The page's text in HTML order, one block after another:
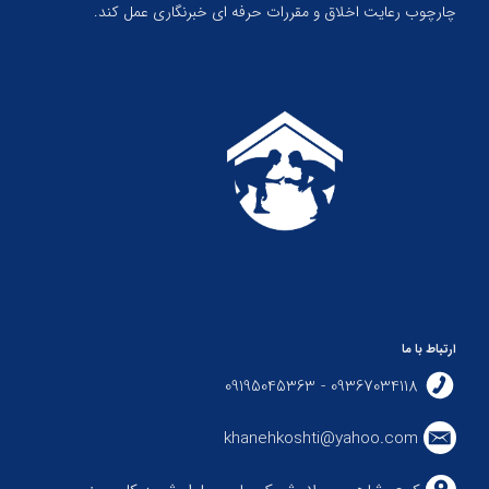
چارچوب رعایت اخلاق و مقررات حرفه ای خبرنگاری عمل کند.
ارتباط با ما
09367034118 - 09195045363
khanehkoshti@yahoo.com